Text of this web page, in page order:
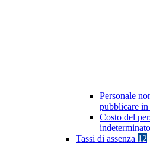
Personale
pubblicare in
Costo del
Tassi di assenza 12